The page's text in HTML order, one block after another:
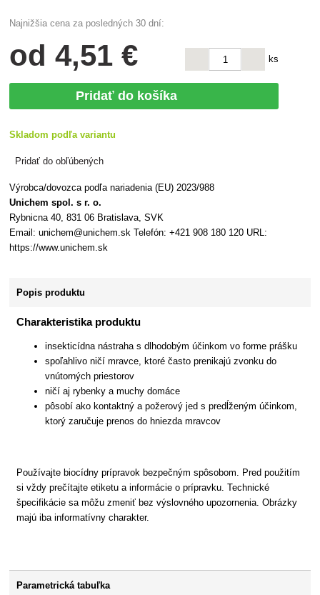
Najnižšia cena za posledných 30 dní:
od4,51 € ks
Pridať do košíka
Skladom podľa variantu
Pridať do obľúbených
Výrobca/dovozca podľa nariadenia (EU) 2023/988
Unichem spol. s r. o.
Rybnicna 40, 831 06 Bratislava, SVK
Email: unichem@unichem.sk Telefón: +421 908 180 120 URL:
https://www.unichem.sk
Popis produktu
Charakteristika produktu
insekticídna nástraha s dlhodobým účinkom vo forme prášku
spoľahlivo ničí mravce, ktoré často prenikajú zvonku do
vnútorných priestorov
ničí aj rybenky a muchy domáce
pôsobí ako kontaktný a požerový jed s predĺženým účinkom,
ktorý zaručuje prenos do hniezda mravcov
Používajte biocídny prípravok bezpečným spôsobom. Pred použitím
si vždy prečítajte etiketu a informácie o prípravku. Technické
špecifikácie sa môžu zmeniť bez výslovného upozornenia. Obrázky
majú iba informatívny charakter.
Parametrická tabuľka